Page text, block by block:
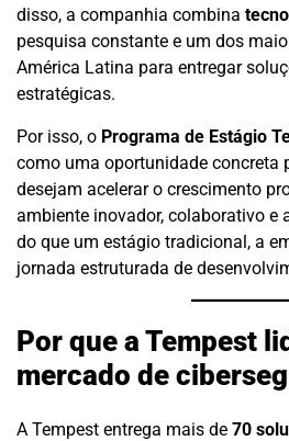
disso, a companhia combina
pesquisa constante e um dos
América Latina para entregar
estratégicas.
Por isso, o Programa de Estágio
como uma oportunidade concreta
desejam acelerar o crescimento
ambiente inovador, colaborativo e
do que um estágio tradicional, a
jornada estruturada de
Por que a Tempest
mercado de
A Tempest entrega mais de 70